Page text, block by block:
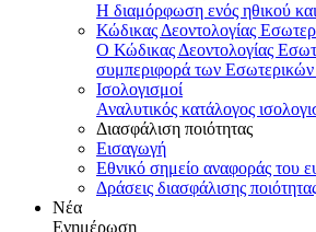
Η διαμόρφωση ενός ηθικού και
Κώδικας Δεοντολογίας
Ο Κώδικας Δεοντολογίας
συμπεριφορά των Εσωτερικών
Ισολογισμοί
Αναλυτικός κατάλογος
Διασφάλιση ποιότητας
Εισαγωγή
Εθνικό σημείο αναφοράς του
Δράσεις διασφάλισης
Νέα
Ενημέρωση